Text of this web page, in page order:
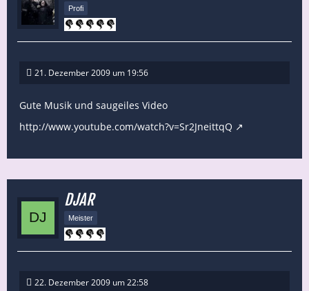
Profi
21. Dezember 2009 um 19:56
Gute Musik und saugeiles Video
http://www.youtube.com/watch?v=Sr2JneittqQ
DJAR
Meister
22. Dezember 2009 um 22:58